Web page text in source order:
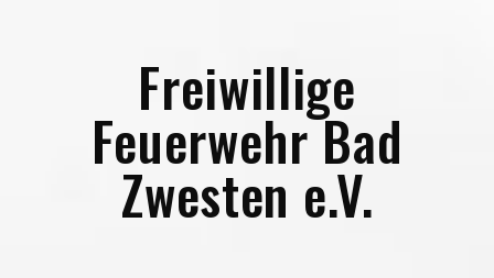
Freiwillige
Feuerwehr Bad
Zwesten e.V.